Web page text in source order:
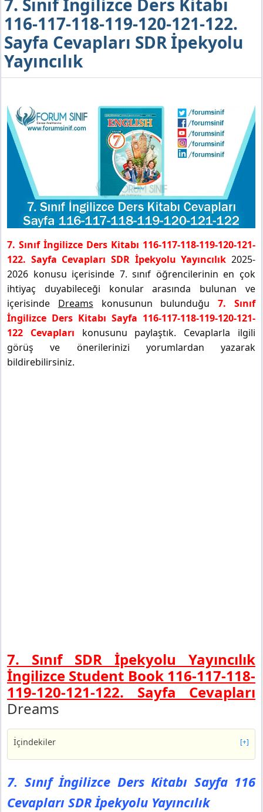
7. Sınıf İngilizce Ders Kitabı
116-117-118-119-120-121-122.
Sayfa Cevapları SDR İpekyolu
Yayıncılık
7. Sınıf İngilizce Ders Kitabı 116-117-118-119-120-121-
122. Sayfa Cevapları SDR İpekyolu Yayıncılık 2025-
2026 konusu içerisinde 7. sınıf öğrencilerinin en çok
ihtiyaç duyabileceği konular arasında bulunan ve
içerisinde Dreams konusunun bulunduğu7. Sınıf
İngilizce Ders Kitabı Sayfa 116-117-118-119-120-121-
122 Cevapları konusunu paylaştık. Cevaplarla ilgili
görüş ve önerilerinizi yorumlardan yazarak
bildirebilirsiniz.
7. Sınıf SDR İpekyolu Yayıncılık
İngilizce Student Book 116-117-118-
119-120-121-122. Sayfa Cevapları
Dreams
İçindekiler [+]
7. Sınıf İngilizce Ders Kitabı Sayfa 116 Cevapları SDR
İpekyolu Yayıncılık
Lesson 5
7. Sınıf İngilizce Ders Kitabı Sayfa 117 Cevapları SDR
7. Sınıf İngilizce Ders Kitabı Sayfa 116
Cevapları SDR İpekyolu Yayıncılık